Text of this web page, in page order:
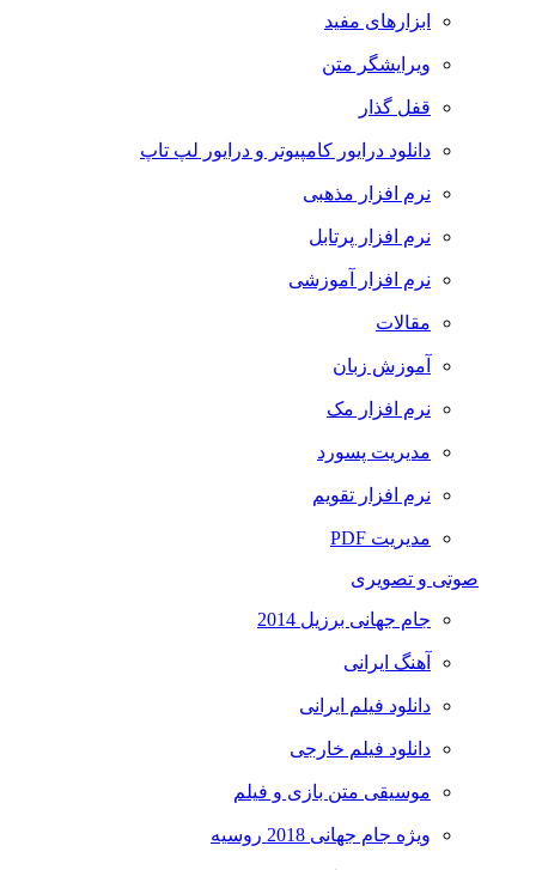
ابزارهای مفید
ویرایشگر متن
قفل گذار
دانلود درایور کامپیوتر و درایور لپ تاپ
نرم افزار مذهبی
نرم افزار پرتابل
نرم افزار آموزشی
مقالات
آموزش زبان
نرم افزار مک
مدیریت پسورد
نرم افزار تقویم
مدیریت PDF
صوتی و تصویری
جام جهانی برزیل 2014
آهنگ ایرانی
دانلود فیلم ایرانی
دانلود فیلم خارجی
موسیقی متن بازی و فیلم
ویژه جام جهانی 2018 روسیه